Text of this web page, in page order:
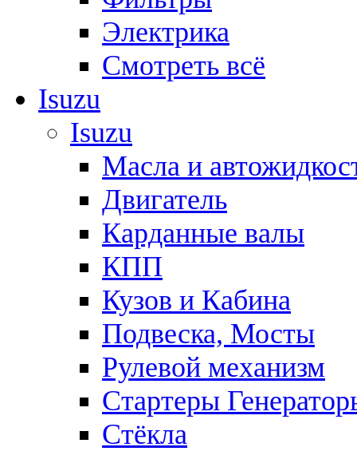
Электрика
Смотреть всё
Isuzu
Isuzu
Масла и
Двигатель
Карданные валы
КПП
Кузов и Кабина
Подвеска, Мосты
Рулевой механизм
Стартеры
Стёкла